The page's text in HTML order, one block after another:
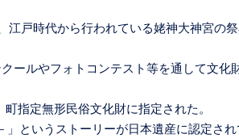
江戸時代から行われている姥神大神宮の
ールやフォトコンテスト等を通して文化
指定無形民俗文化財に指定された。
というストーリーが日本遺産に認定され